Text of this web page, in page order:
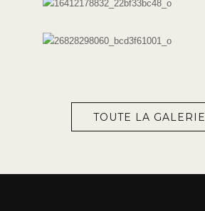
TOUTE LA GALERIE